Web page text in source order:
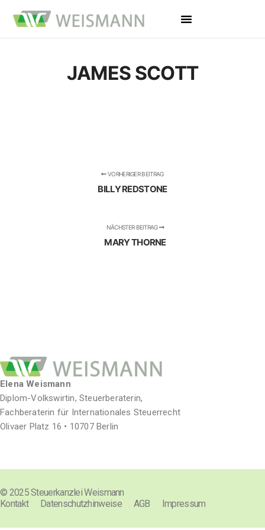
JAMES SCOTT
VORHERIGER BEITRAG
BILLY REDSTONE
NÄCHSTER BEITRAG
MARY THORNE
Elena Weismann
Diplom-Volkswirtin, Steuerberaterin,
Fachberaterin für Internationales Steuerrecht
Olivaer Platz 16 • 10707 Berlin
© 2025 Steuerkanzlei Weismann
Kontakt
Datenschutzhinweise AGB Impressum